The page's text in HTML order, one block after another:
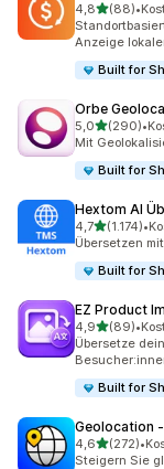
4,8von 5
(88)
88 •
Anzeige
Built for
Orbe
5,0von 5(290)
290 •
Mit
Built for
Hextom AI
4,7von 5(1.174)
1174 •
Übersetzen
Built for
EZ Product
4,9von 5
(89)
89 •
Übersetze
Built for
Geolocation
4,6von 5
(272)
272 •
Steigern Sie